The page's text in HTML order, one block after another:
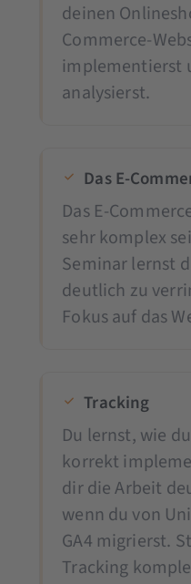
deinen
Commerce-
implementierst
analysierst.
Das E-
Das E-
sehr komplex
Seminar lernst
deutlich zu
Fokus auf das
Tracking
Du lernst, wie
korrekt
dir die Arbeit
wenn du von
GA4 migrierst.
Tracking